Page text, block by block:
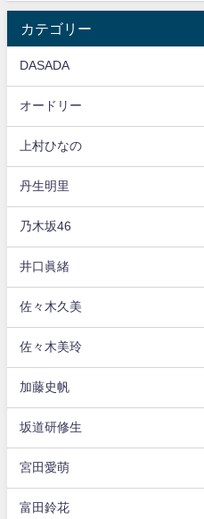
カテゴリー
DASADA
オードリー
上村ひなの
丹生明里
乃木坂46
井口眞緒
佐々木久美
佐々木美玲
加藤史帆
坂道研修生
宮田愛萌
富田鈴花